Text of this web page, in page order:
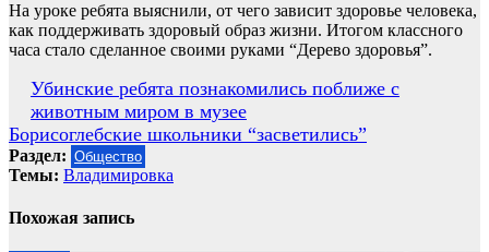
На уроке ребята выяснили, от чего зависит здоровье человека,
как поддерживать здоровый образ жизни. Итогом классного
часа стало сделанное своими руками “Дерево здоровья”.
Навигация
по
записям
Убинские ребята познакомились поближе с
животным миром в музее
Борисоглебские школьники “засветились”
Раздел: Общество
Темы: Владимировка
Похожая запись